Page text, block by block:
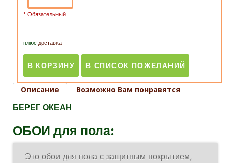
* Обязательный
плюс доставка
Описание
Возможно Вам понравятся
БЕРЕГ ОКЕАН
ОБОИ для пола:
Это обои для пола с защитным покрытием,